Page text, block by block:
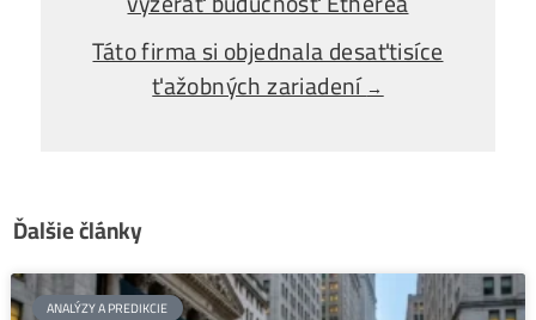
Opýtaj sa Nás
Vitalik Buterin prezradil ako bude
vyzerať budúcnosť Etherea